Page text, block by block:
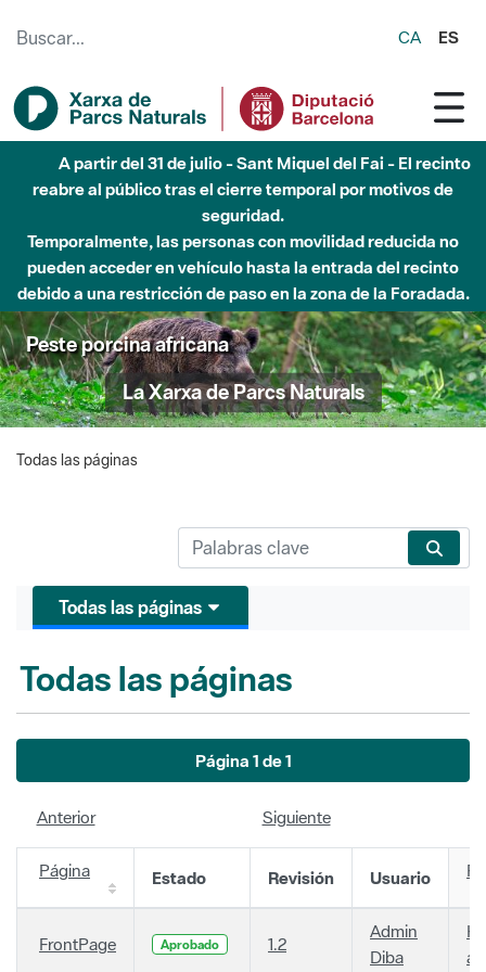
CA ES
A partir del 31 de julio - Sant Miquel del Fai - El recinto
reabre al público tras el cierre temporal por motivos de
seguridad.
Temporalmente, las personas con movilidad reducida no
pueden acceder en vehículo hasta la entrada del recinto
debido a una restricción de paso en la zona de la Foradada.
Peste porcina africana
La Xarxa de Parcs Naturals
Todas las páginas
Todas las páginas
Todas las páginas
Página 1 de 1
Anterior Siguiente
Página Estado Revisión Usuario
FrontPage Aprobado 1.2
Admin
Diba